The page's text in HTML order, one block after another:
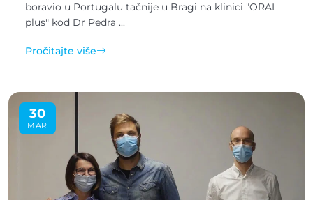
boravio u Portugalu tačnije u Bragi na klinici "ORAL
plus" kod Dr Pedra ...
Pročitajte više
30
MAR